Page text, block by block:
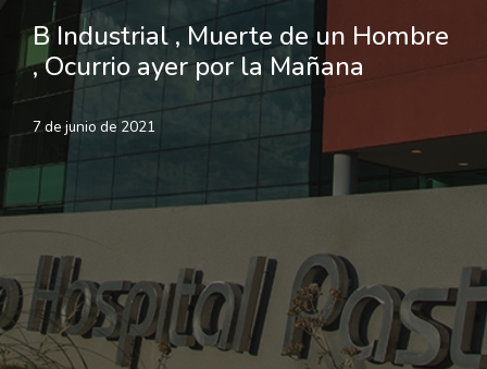
B Industrial , Muerte de un Hombre
, Ocurrio ayer por la Mañana
7 de junio de 2021